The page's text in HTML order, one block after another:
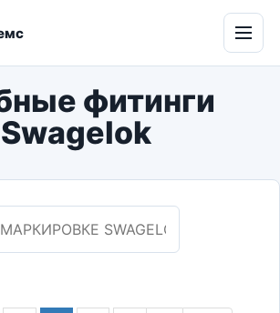
фитинги
Swagelok